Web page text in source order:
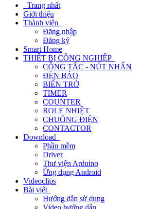
Trang nhất
Giới thiệu
Thành viên
Đăng nhập
Đăng ký
Smart Home
THIẾT BỊ CÔNG NGHIỆP
CÔNG TẮC - NÚT NHẤN
ĐÈN BÁO
BIẾN TRỞ
TIMER
COUNTER
ROLE NHIỆT
CHUÔNG ĐIỆN
CONTACTOR
Download
Phần mềm
Driver
Thư viện Arduino
Ứng dụng Android
Videoclips
Bài viết
Hướng dẫn sử dụng
Video hướng dẫn